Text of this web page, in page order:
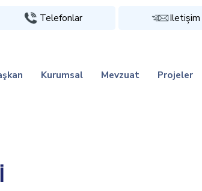
Telefonlar Iletişim
Kurumsal Mevzuat Projeler